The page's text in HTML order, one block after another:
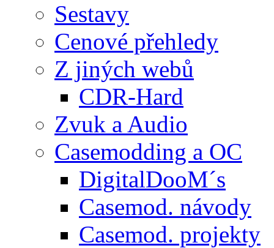
Sestavy
Cenové přehledy
Z jiných webů
CDR-Hard
Zvuk a Audio
Casemodding a OC
DigitalDooM´s
Casemod. návody
Casemod. projekty